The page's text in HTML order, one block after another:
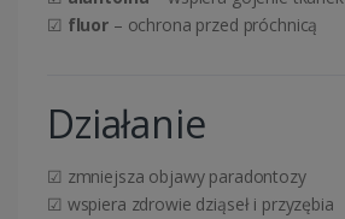
☑ fluor – ochrona przed próchnicą
Działanie
☑ zmniejsza objawy paradontozy
☑ wspiera zdrowie dziąseł i przyzębia